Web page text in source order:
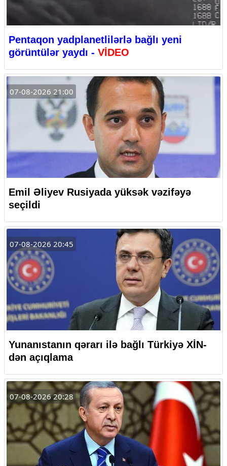
Pentaqon yadplanetlilərlə bağlı yeni
görüntülər yaydı - VİDEO
07-08-2026 21:00
Emil Əliyev Rusiyada yüksək vəzifəyə
seçildi
07-08-2026 20:45
Yunanıstanın qərarı ilə bağlı Türkiyə XİN-
dən açıqlama
07-08-2026 20:28